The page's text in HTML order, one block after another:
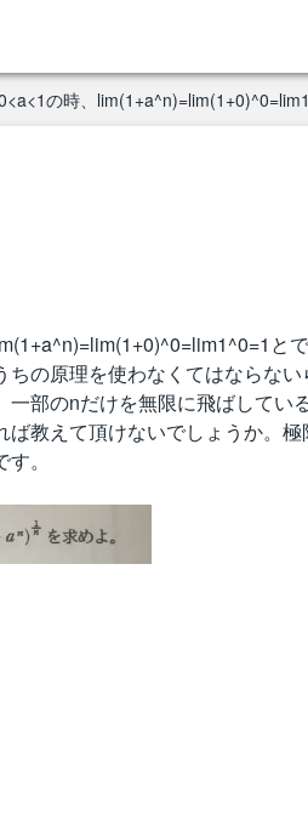
の時、lim(1+a^n)=lim(1+0)^0=lim1
と
ちの原理を使わなくてはならな
一部のnだけを無限に飛ばしてい
教えて頂けないでしょうか。
。